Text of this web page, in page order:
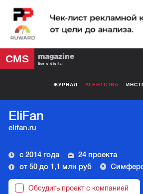
CMS magazine
Все о digital
ЖУРНАЛ АГЕНТСТВА
EliFan
elifan.ru
с 2014 года
24 проекта
от 50 до 1,1 млн руб
Обсудить проект с компанией